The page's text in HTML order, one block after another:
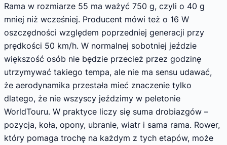
Rama w rozmiarze 55 ma ważyć 750 g, czyli o 40 g
mniej niż wcześniej. Producent mówi też o 16 W
oszczędności względem poprzedniej generacji przy
prędkości 50 km/h. W normalnej sobotniej jeździe
większość osób nie będzie przecież przez godzinę
utrzymywać takiego tempa, ale nie ma sensu udawać,
że aerodynamika przestała mieć znaczenie tylko
dlatego, że nie wszyscy jeździmy w peletonie
WorldTouru. W praktyce liczy się suma drobiazgów –
pozycja, koła, opony, ubranie, wiatr i sama rama. Rower,
który pomaga trochę na każdym z tych etapów, może